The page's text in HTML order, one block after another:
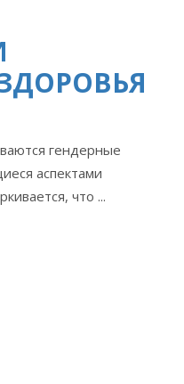
гендерные
аспектами
что ...